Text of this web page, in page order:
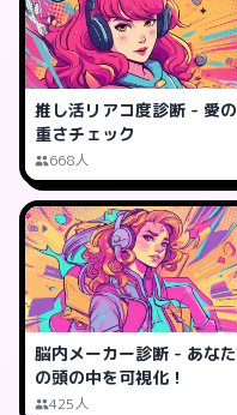
推し活リアコ度診断 - 愛の
重さチェック
668人
脳内メーカー診断 - あなた
の頭の中を可視化！
425人